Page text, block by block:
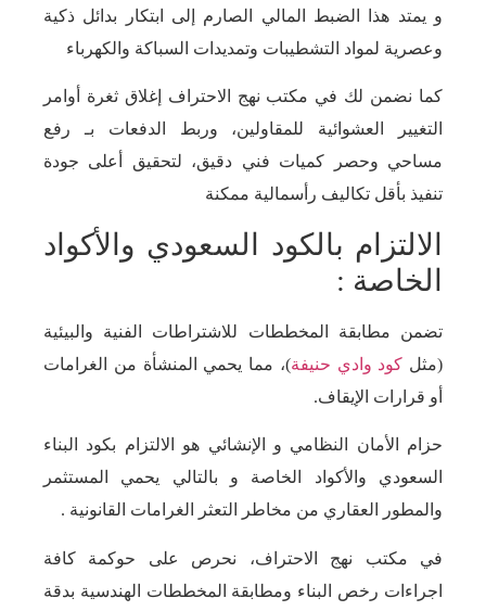
و يمتد هذا الضبط المالي الصارم إلى ابتكار بدائل ذكية
وعصرية لمواد التشطيبات وتمديدات السباكة والكهرباء
كما نضمن لك في مكتب نهج الاحتراف إغلاق ثغرة أوامر
التغيير العشوائية للمقاولين، وربط الدفعات بـ رفع
مساحي وحصر كميات فني دقيق، لتحقيق أعلى جودة
تنفيذ بأقل تكاليف رأسمالية ممكنة
الالتزام بالكود السعودي والأكواد
الخاصة :
تضمن مطابقة المخططات للاشتراطات الفنية والبيئية
(مثل كود وادي حنيفة)، مما يحمي المنشأة من الغرامات
أو قرارات الإيقاف.
حزام الأمان النظامي و الإنشائي هو الالتزام بكود البناء
السعودي والأكواد الخاصة و بالتالي يحمي المستثمر
والمطور العقاري من مخاطر التعثر الغرامات القانونية .
في مكتب نهج الاحتراف، نحرص على حوكمة كافة
اجراءات رخص البناء ومطابقة المخططات الهندسية بدقة